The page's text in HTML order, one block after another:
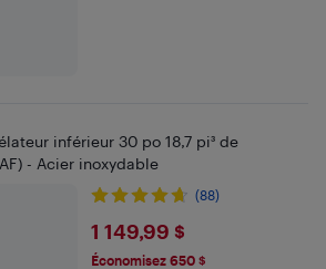
inférieur 30 po 18,7 pi³ de
- Acier inoxydable
(88)
$1149.99
1 149,99 $
Économisez 650 $